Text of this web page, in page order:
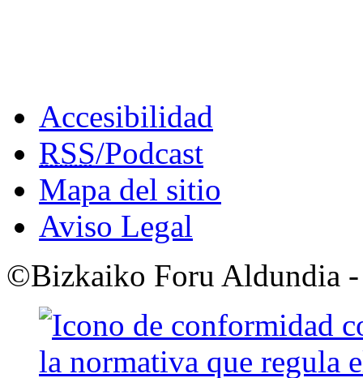
Accesibilidad
RSS/Podcast
Mapa del sitio
Aviso Legal
©Bizkaiko Foru Aldundia